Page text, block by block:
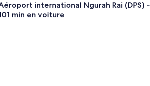
international Ngurah Rai (DPS) -
min en voiture